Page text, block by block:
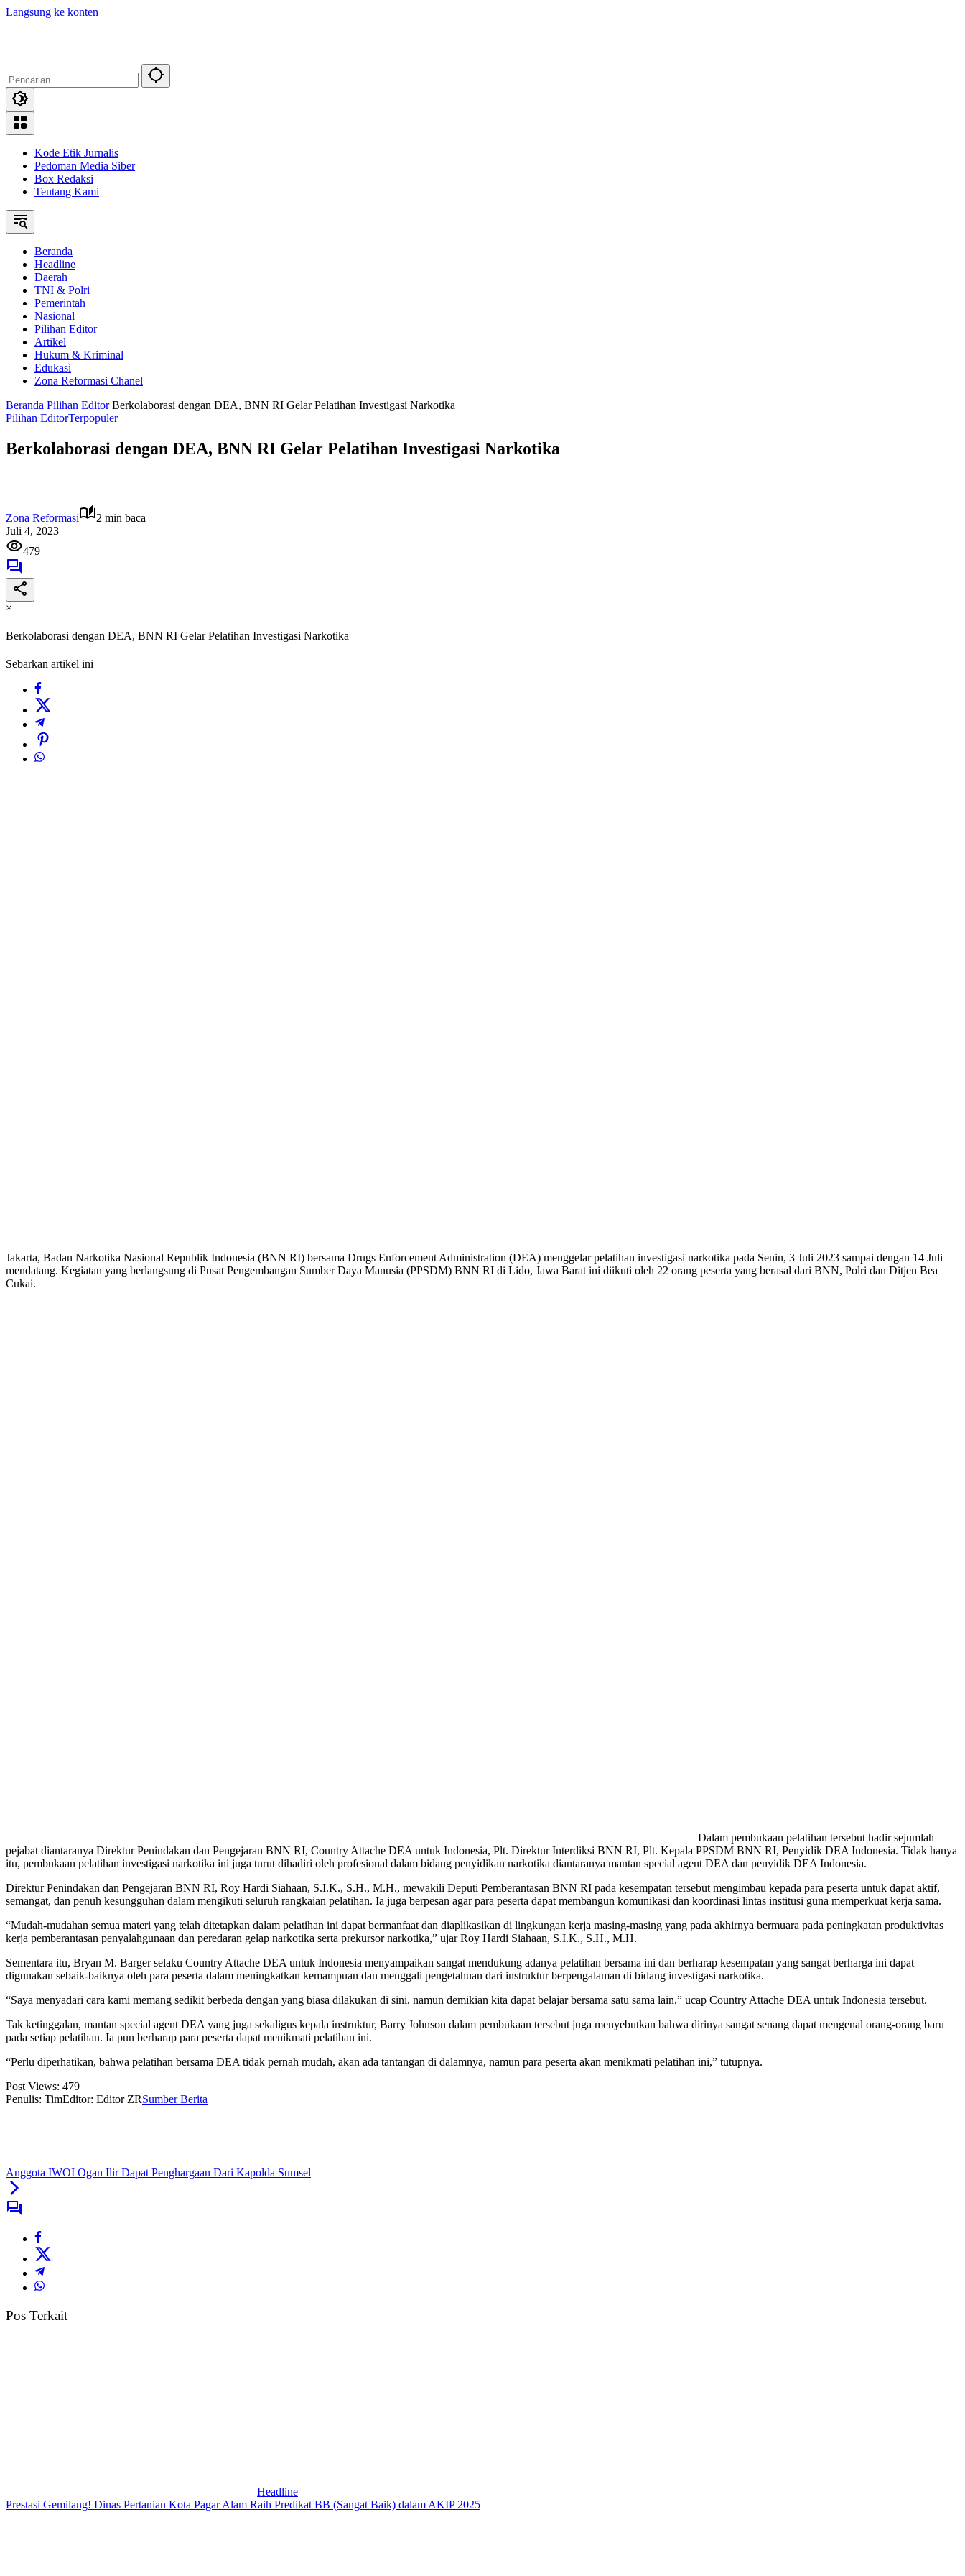
Langsung ke konten
Kode Etik Jurnalis
Pedoman Media Siber
Box Redaksi
Tentang Kami
Beranda
Headline
Daerah
TNI & Polri
Pemerintah
Nasional
Pilihan Editor
Artikel
Hukum & Kriminal
Edukasi
Zona Reformasi Chanel
Beranda Pilihan Editor Berkolaborasi dengan DEA, BNN RI Gelar Pelatihan Investigasi Narkotika
Pilihan EditorTerpopuler
Berkolaborasi dengan DEA, BNN RI Gelar Pelatihan Investigasi Narkotika
Zona Reformasi
2 min baca
Juli 4, 2023
479
×
Berkolaborasi dengan DEA, BNN RI Gelar Pelatihan Investigasi Narkotika
Sebarkan artikel ini
Jakarta, Badan Narkotika Nasional Republik Indonesia (BNN RI) bersama Drugs Enforcement Administration (DEA) menggelar pelatihan investigasi narkotika pada Senin, 3 Juli 2023 sampai dengan 14 Juli
mendatang. Kegiatan yang berlangsung di Pusat Pengembangan Sumber Daya Manusia (PPSDM) BNN RI di Lido, Jawa Barat ini diikuti oleh 22 orang peserta yang berasal dari BNN, Polri dan Ditjen Bea
Cukai.
Dalam pembukaan pelatihan tersebut hadir sejumlah
pejabat diantaranya Direktur Penindakan dan Pengejaran BNN RI, Country Attache DEA untuk Indonesia, Plt. Direktur Interdiksi BNN RI, Plt. Kepala PPSDM BNN RI, Penyidik DEA Indonesia. Tidak hanya
itu, pembukaan pelatihan investigasi narkotika ini juga turut dihadiri oleh profesional dalam bidang penyidikan narkotika diantaranya mantan special agent DEA dan penyidik DEA Indonesia.
Direktur Penindakan dan Pengejaran BNN RI, Roy Hardi Siahaan, S.I.K., S.H., M.H., mewakili Deputi Pemberantasan BNN RI pada kesempatan tersebut mengimbau kepada para peserta untuk dapat aktif,
semangat, dan penuh kesungguhan dalam mengikuti seluruh rangkaian pelatihan. Ia juga berpesan agar para peserta dapat membangun komunikasi dan koordinasi lintas institusi guna memperkuat kerja sama.
“Mudah-mudahan semua materi yang telah ditetapkan dalam pelatihan ini dapat bermanfaat dan diaplikasikan di lingkungan kerja masing-masing yang pada akhirnya bermuara pada peningkatan produktivitas
kerja pemberantasan penyalahgunaan dan peredaran gelap narkotika serta prekursor narkotika,” ujar Roy Hardi Siahaan, S.I.K., S.H., M.H.
Sementara itu, Bryan M. Barger selaku Country Attache DEA untuk Indonesia menyampaikan sangat mendukung adanya pelatihan bersama ini dan berharap kesempatan yang sangat berharga ini dapat
digunakan sebaik-baiknya oleh para peserta dalam meningkatkan kemampuan dan menggali pengetahuan dari instruktur berpengalaman di bidang investigasi narkotika.
“Saya menyadari cara kami memang sedikit berbeda dengan yang biasa dilakukan di sini, namun demikian kita dapat belajar bersama satu sama lain,” ucap Country Attache DEA untuk Indonesia tersebut.
Tak ketinggalan, mantan special agent DEA yang juga sekaligus kepala instruktur, Barry Johnson dalam pembukaan tersebut juga menyebutkan bahwa dirinya sangat senang dapat mengenal orang-orang baru
pada setiap pelatihan. Ia pun berharap para peserta dapat menikmati pelatihan ini.
“Perlu diperhatikan, bahwa pelatihan bersama DEA tidak pernah mudah, akan ada tantangan di dalamnya, namun para peserta akan menikmati pelatihan ini,” tutupnya.
Post Views: 479
Penulis: TimEditor: Editor ZRSumber Berita
Anggota IWOI Ogan Ilir Dapat Penghargaan Dari Kapolda Sumsel
Pos Terkait
Headline
Prestasi Gemilang! Dinas Pertanian Kota Pagar Alam Raih Predikat BB (Sangat Baik) dalam AKIP 2025